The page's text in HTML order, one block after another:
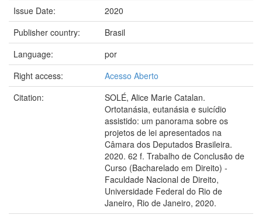
Issue Date:
2020
Publisher country:
Brasil
Language:
por
Right access:
Acesso Aberto
Citation:
SOLÉ, Alice Marie Catalan.
Ortotanásia, eutanásia e suicídio
assistido: um panorama sobre os
projetos de lei apresentados na
Câmara dos Deputados Brasileira.
2020. 62 f. Trabalho de Conclusão de
Curso (Bacharelado em Direito) -
Faculdade Nacional de Direito,
Universidade Federal do Rio de
Janeiro, Rio de Janeiro, 2020.